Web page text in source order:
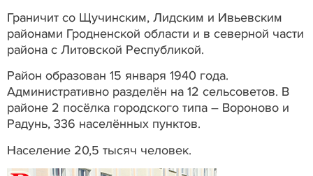
Граничит со Щучинским, Лидским и Ивьевским
районами Гродненской области и в северной части
района с Литовской Республикой.
Район образован 15 января 1940 года.
Административно разделён на 12 сельсоветов. В
районе 2 посёлка городского типа – Вороново и
Радунь, 336 населённых пунктов.
Население 20,5 тысяч человек.